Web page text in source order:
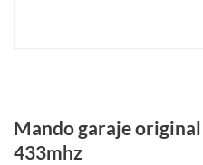
Mando garaje
433mhz